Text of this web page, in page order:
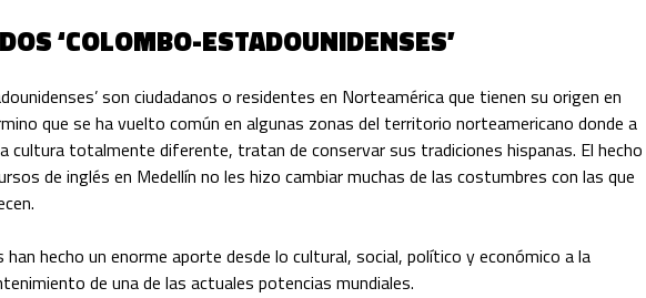
‘COLOMBO-ESTADOUNIDENSES’
son ciudadanos o residentes en Norteamérica que tienen su origen en
que se ha vuelto común en algunas zonas del territorio norteamericano donde a
cultura totalmente diferente, tratan de conservar sus tradiciones hispanas. El hecho
de inglés en Medellín no les hizo cambiar muchas de las costumbres con las que
han hecho un enorme aporte desde lo cultural, social, político y económico a la
de una de las actuales potencias mundiales.